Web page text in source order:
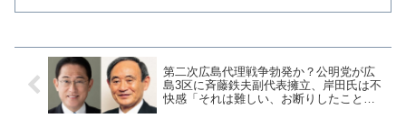
第二次広島代理戦争勃発か？公明党が広
島3区に斉藤鉄夫副代表擁立、岸田氏は不
快感「それは難しい、お断りしたこと